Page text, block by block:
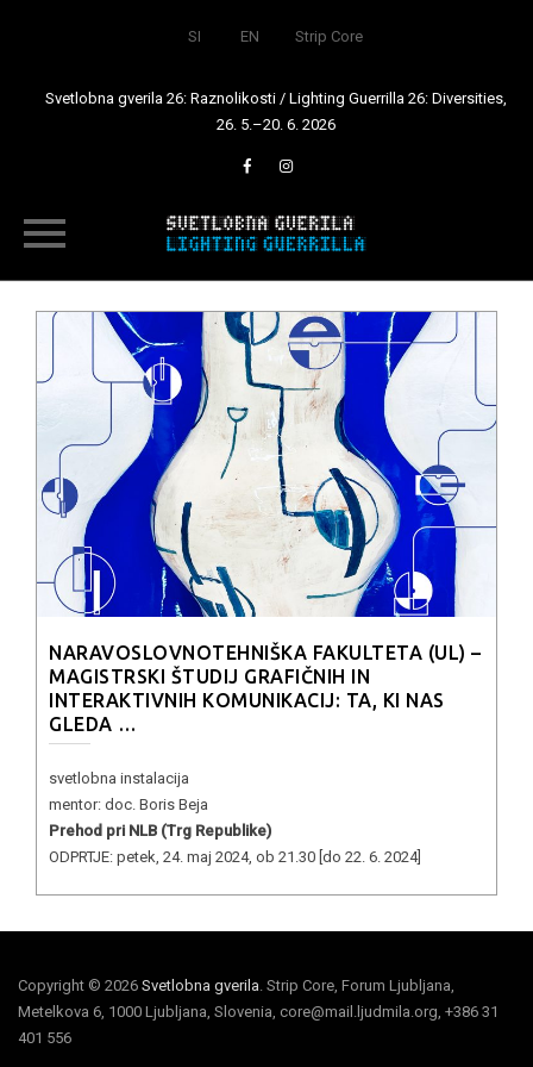
SI EN Strip Core
Svetlobna gverila 26: Raznolikosti / Lighting Guerrilla 26: Diversities,
26. 5.–20. 6. 2026
NARAVOSLOVNOTEHNIŠKA FAKULTETA (UL) –
MAGISTRSKI ŠTUDIJ GRAFIČNIH IN
INTERAKTIVNIH KOMUNIKACIJ: TA, KI NAS
GLEDA …
svetlobna instalacija
mentor: doc. Boris Beja
Prehod pri NLB (Trg Republike)
ODPRTJE: petek, 24. maj 2024, ob 21.30 [do 22. 6. 2024]
Copyright © 2026 Svetlobna gverila. Strip Core, Forum Ljubljana,
Metelkova 6, 1000 Ljubljana, Slovenia, core@mail.ljudmila.org, +386 31
401 556